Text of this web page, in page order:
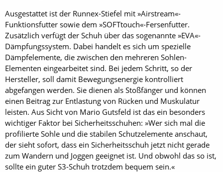
Ausgestattet ist der Runnex-Stiefel mit »Airstream«-
Funktionsfutter sowie dem »SOFTtouch«-Fersenfutter.
Zusätzlich verfügt der Schuh über das sogenannte »EVA«-
Dämpfungssystem. Dabei handelt es sich um spezielle
Dämpfelemente, die zwischen den mehreren Sohlen-
Elementen eingearbeitet sind. Bei jedem Schritt, so der
Hersteller, soll damit Bewegungsenergie kontrolliert
abgefangen werden. Sie dienen als Stoßfänger und können
einen Beitrag zur Entlastung von Rücken und Muskulatur
leisten. Aus Sicht von Mario Gutsfeld ist das ein besonders
wichtiger Faktor bei Sicherheitsschuhen: »Wer sich mal die
profilierte Sohle und die stabilen Schutzelemente anschaut,
der sieht sofort, dass ein Sicherheitsschuh jetzt nicht gerade
zum Wandern und Joggen geeignet ist. Und obwohl das so ist,
sollte ein guter S3-Schuh trotzdem bequem sein.«